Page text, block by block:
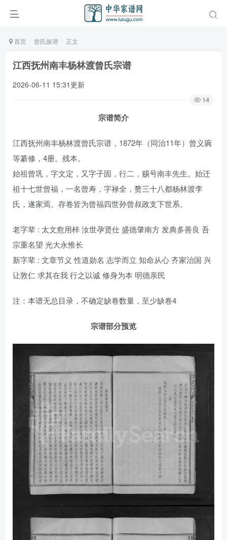
首页 曾氏族谱 正文
江西抚州南丰杨林渡曾氏宗谱
2026-06-11 15:31更新
14
宗谱简介
江西抚州南丰杨林渡曾氏宗谱，1872年（同治11年）曾义琬
等纂修，4册。残本。
始祖曾巩，字文定，又字子固，行二，赐号南丰先生。始迁
祖十七世曾福，一名曾寿，字禄全，赘三十八都杨林渡李
氏，遂家焉。存卷皆为曾福四世孙曾叔政支下世系。
老字辈 : 太文愈用梓 汝世孕贤仕 盛德肇南方 发典多善良 吾
宗重名望 光大永惟长
新字辈 : 文章节义 性道勋名 志学而立 知命从心 齐家治国 兴
让敦仁 求其在我 行之以诚 修身为本 明德亲民
注：本谱无总目录，不确定缺卷数量，至少缺卷4
宗谱部分预览